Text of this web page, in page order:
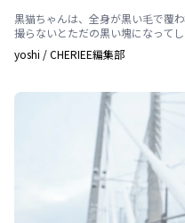
黒猫ちゃんは、全身が黒い毛で覆
撮らないとただの黒い塊になってし
yoshi /CHERIEE編集部